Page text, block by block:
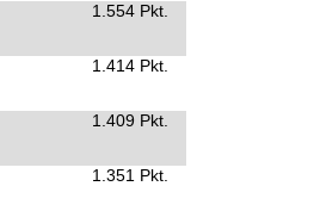
1.554 Pkt.
1.414 Pkt.
1.409 Pkt.
1.351 Pkt.